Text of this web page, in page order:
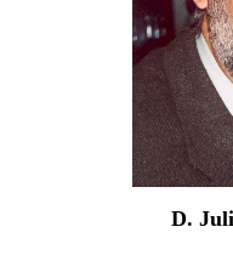
D.